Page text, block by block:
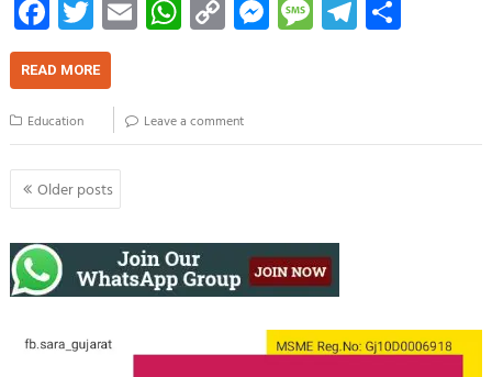
Fa
ce
b
o
o
k
T
wi
tt
er
E
m
W
h
s
A
C
o
y
Li
M
es
g
M
es
e
Te
le
m
READ MORE
Education Leave a comment
Posts
navigation
Older posts